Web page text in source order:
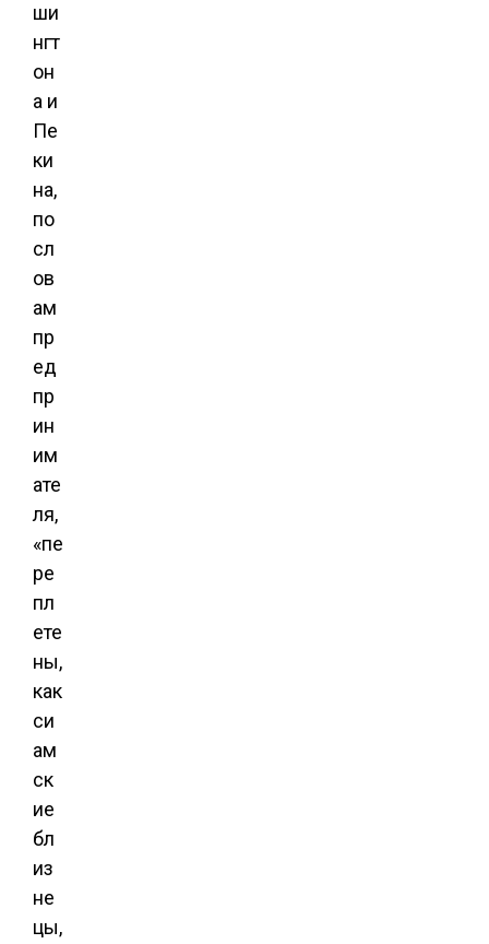
ши
нгт
он
а и
Пе
ки
на,
по
сл
ов
ам
пр
ед
пр
ин
им
ате
ля,
«пе
ре
пл
ете
ны,
как
си
ам
ск
ие
бл
из
не
цы,